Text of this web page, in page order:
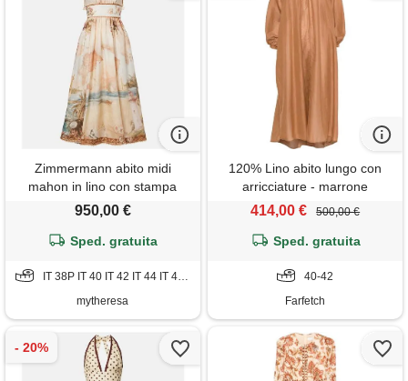
Zimmermann abito midi
mahon in lino con stampa
950,00 €
Sped. gratuita
IT 38P IT 40 IT 42 IT 44 IT 46 IT 48
mytheresa
120% Lino abito lungo con
arricciature - marrone
414,00 € 500,00 €
Sped. gratuita
40-42
Farfetch